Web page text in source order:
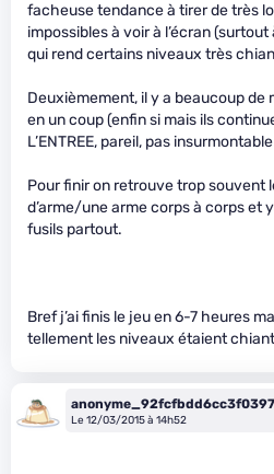
facheuse tendance à tirer de très
impossibles à voir à l’écran
qui rend certains niveaux très
Deuxièmement, il y a beaucoup de
en un coup (enfin si mais ils
L’ENTREE, pareil, pas
Pour finir on retrouve trop souvent
d’arme/une arme corps à corps et
fusils partout.
Bref j’ai finis le jeu en 6-7 heures
tellement les niveaux étaient
Le 12/03/2015 à 14h52